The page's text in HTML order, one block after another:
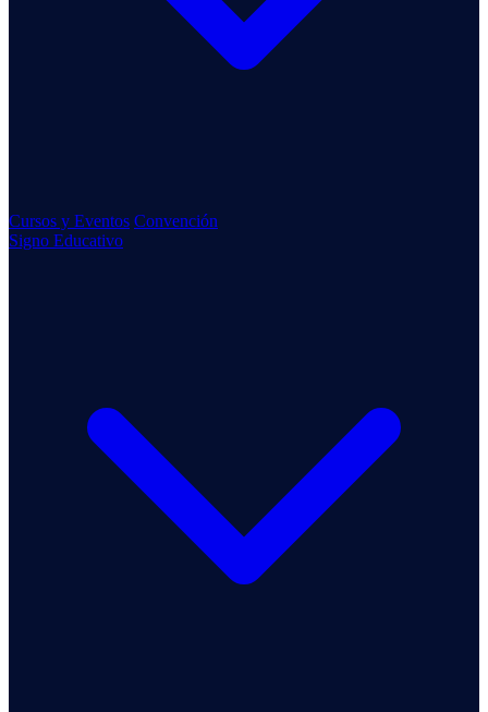
Cursos y Eventos Convención
Signo Educativo